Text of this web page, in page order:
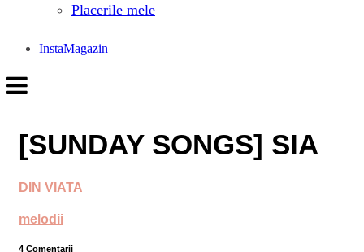
Placerile mele
InstaMagazin
[SUNDAY SONGS] SIA
DIN VIATA
melodii
4 Comentarii